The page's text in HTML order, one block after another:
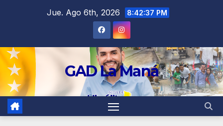
Jue. Ago 6th, 2026 8:42:37 PM
GAD La Maná